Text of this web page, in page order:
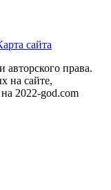
сайта
авторского права.
на сайте,
2022-god.com